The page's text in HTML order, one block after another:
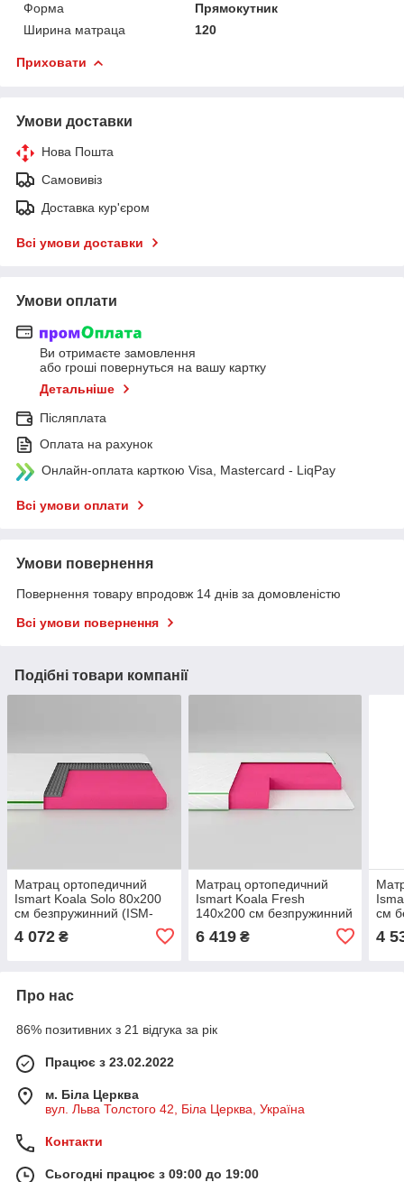
Форма
Прямокутник
Ширина матраца
120
Приховати
Умови доставки
Нова Пошта
Самовивіз
Доставка кур'єром
Всі умови доставки
Умови оплати
Ви отримаєте замовлення
або гроші повернуться на вашу картку
Детальніше
Післяплата
Оплата на рахунок
Онлайн-оплата карткою Visa, Mastercard - LiqPay
Всі умови оплати
Умови повернення
Повернення товару впродовж 14 днів за домовленістю
Всі умови повернення
Подібні товари компанії
Матрац ортопедичний
Ismart Koala Solo 80х200
см безпружинний (ISM-
4 072 ₴
Матрац ортопедичний
Ismart Koala Fresh
140х200 см безпружинний
6 419₴
см
4
Про нас
86% позитивних з 21 відгука за рік
Працює з 23.02.2022
м. Біла Церква
вул. Льва Толстого 42, Біла Церква, Україна
Контакти
Сьогодні працює з 09:00 до 19:00